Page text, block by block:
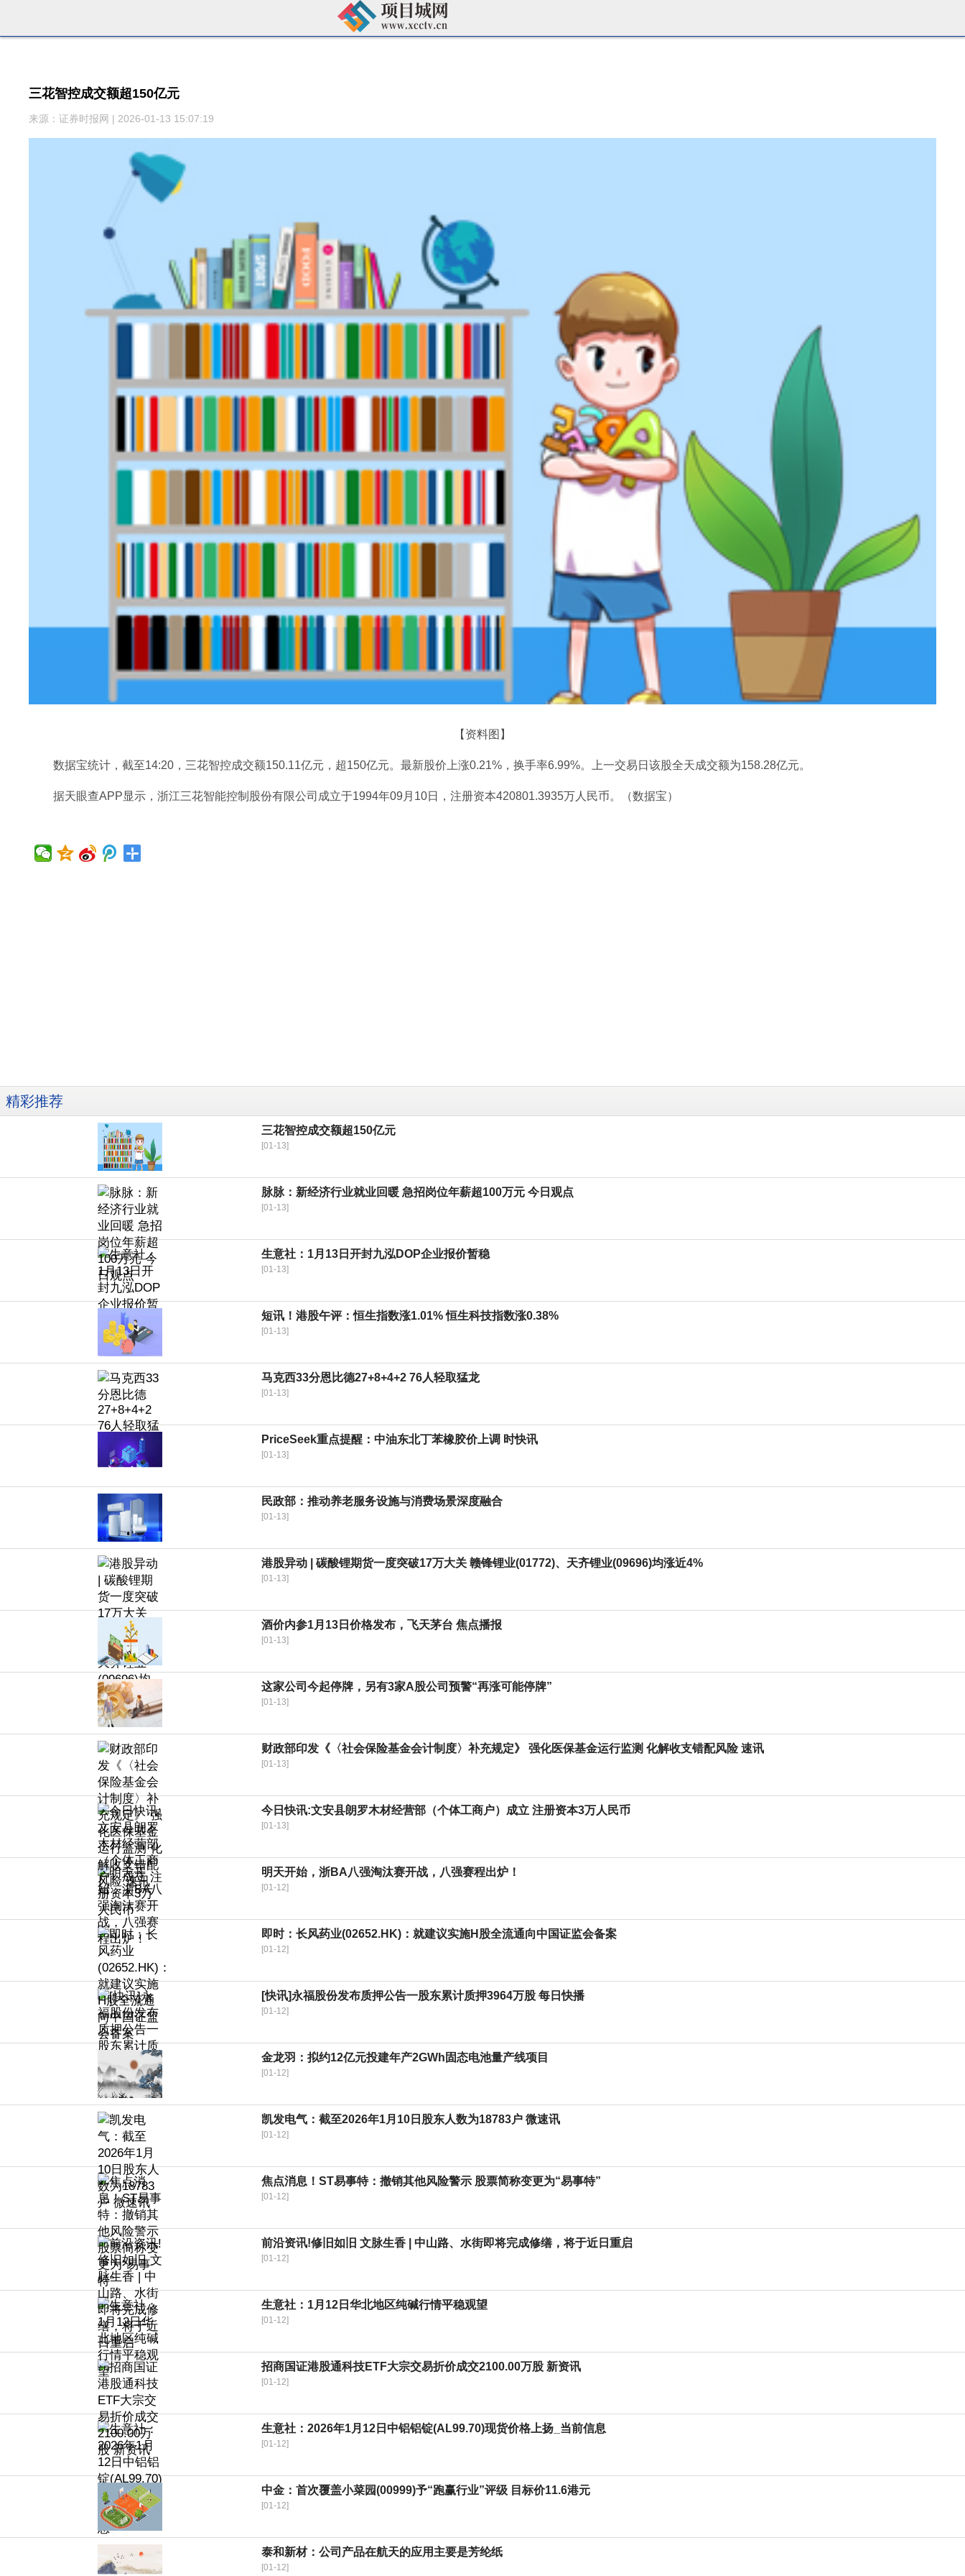
三花智控成交额超150亿元
来源：证券时报网 | 2026-01-13 15:07:19
【资料图】
数据宝统计，截至14:20，三花智控成交额150.11亿元，超150亿元。最新股价上涨0.21%，换手率6.99%。上一交易日该股全天成交额为158.28亿元。
据天眼查APP显示，浙江三花智能控制股份有限公司成立于1994年09月10日，注册资本420801.3935万人民币。（数据宝）
精彩推荐
三花智控成交额超150亿元
[01-13]
脉脉：新经济行业就业回暖 急招岗位年薪超100万元 今日观点
[01-13]
生意社：1月13日开封九泓DOP企业报价暂稳
[01-13]
短讯！港股午评：恒生指数涨1.01% 恒生科技指数涨0.38%
[01-13]
马克西33分恩比德27+8+4+2 76人轻取猛龙
[01-13]
PriceSeek重点提醒：中油东北丁苯橡胶价上调 时快讯
[01-13]
民政部：推动养老服务设施与消费场景深度融合
[01-13]
港股异动 | 碳酸锂期货一度突破17万大关 赣锋锂业(01772)、天齐锂业(09696)均涨近4%
[01-13]
酒价内参1月13日价格发布，飞天茅台 焦点播报
[01-13]
这家公司今起停牌，另有3家A股公司预警“再涨可能停牌”
[01-13]
财政部印发《〈社会保险基金会计制度〉补充规定》 强化医保基金运行监测 化解收支错配风险 速讯
[01-13]
今日快讯:文安县朗罗木材经营部（个体工商户）成立 注册资本3万人民币
[01-13]
明天开始，浙BA八强淘汰赛开战，八强赛程出炉！
[01-12]
即时：长风药业(02652.HK)：就建议实施H股全流通向中国证监会备案
[01-12]
[快讯]永福股份发布质押公告一股东累计质押3964万股 每日快播
[01-12]
金龙羽：拟约12亿元投建年产2GWh固态电池量产线项目
[01-12]
凯发电气：截至2026年1月10日股东人数为18783户 微速讯
[01-12]
焦点消息！ST易事特：撤销其他风险警示 股票简称变更为“易事特”
[01-12]
前沿资讯!修旧如旧 文脉生香 | 中山路、水街即将完成修缮，将于近日重启
[01-12]
生意社：1月12日华北地区纯碱行情平稳观望
[01-12]
招商国证港股通科技ETF大宗交易折价成交2100.00万股 新资讯
[01-12]
生意社：2026年1月12日中铝铝锭(AL99.70)现货价格上扬_当前信息
[01-12]
中金：首次覆盖小菜园(00999)予“跑赢行业”评级 目标价11.6港元
[01-12]
泰和新材：公司产品在航天的应用主要是芳纶纸
[01-12]